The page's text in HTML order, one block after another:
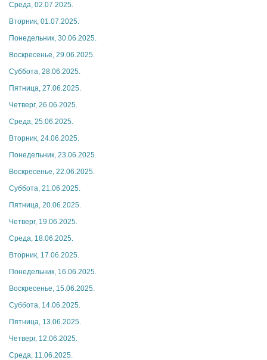
Среда, 02.07.2025.
Вторник, 01.07.2025.
Понедельник, 30.06.2025.
Воскресенье, 29.06.2025.
Суббота, 28.06.2025.
Пятница, 27.06.2025.
Четверг, 26.06.2025.
Среда, 25.06.2025.
Вторник, 24.06.2025.
Понедельник, 23.06.2025.
Воскресенье, 22.06.2025.
Суббота, 21.06.2025.
Пятница, 20.06.2025.
Четверг, 19.06.2025.
Среда, 18.06.2025.
Вторник, 17.06.2025.
Понедельник, 16.06.2025.
Воскресенье, 15.06.2025.
Суббота, 14.06.2025.
Пятница, 13.06.2025.
Четверг, 12.06.2025.
Среда, 11.06.2025.